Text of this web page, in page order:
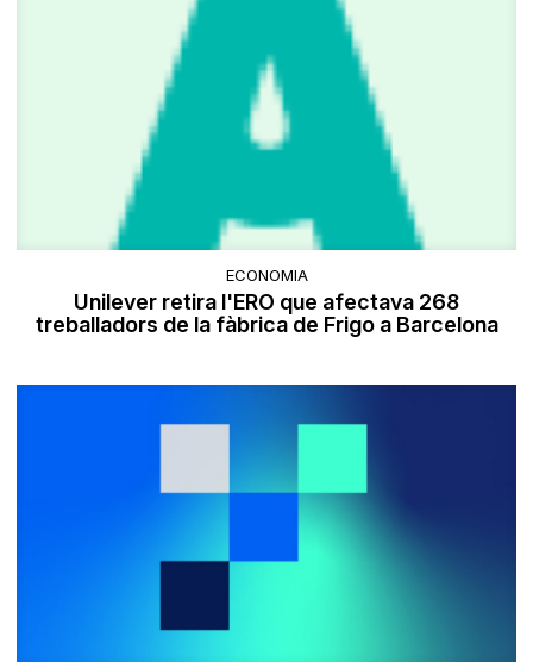
ECONOMIA
Unilever retira l'ERO que afectava 268
treballadors de la fàbrica de Frigo a Barcelona